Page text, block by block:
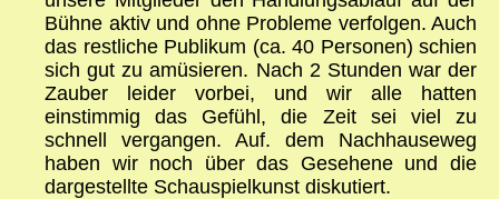
Bühne aktiv und ohne Probleme verfolgen. Auch
das restliche Publikum (ca. 40 Personen) schien
sich gut zu amüsieren. Nach 2 Stunden war der
Zauber leider vorbei, und wir alle hatten
einstimmig das Gefühl, die Zeit sei viel zu
schnell vergangen. Auf. dem Nachhauseweg
haben wir noch über das Gesehene und die
dargestellte Schauspielkunst diskutiert.